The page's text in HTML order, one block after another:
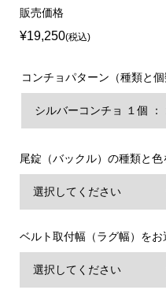
販売価格
¥19,250(税込)
コンチョパターン（種類と
尾錠（バックル）の種類と色
ベルト取付幅（ラグ幅）をお